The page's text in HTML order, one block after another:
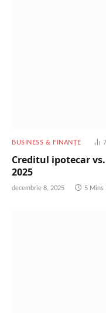
BUSINESS & FINANȚE 7
Creditul ipotecar
2025
decembrie 8, 2025 5 Mins